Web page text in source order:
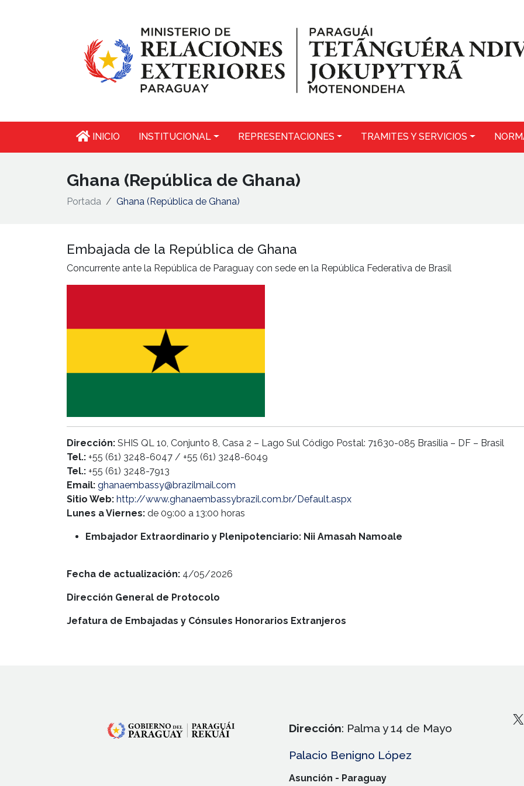
INICIO INSTITUCIONAL REPRESENTACIONES TRAMITES Y SERVICIOS
Ghana (República de Ghana)
Portada Ghana (República de Ghana)
Embajada de la República de Ghana
Concurrente ante la República de Paraguay con sede en la República Federativa de Brasil
Dirección: SHIS QL 10, Conjunto 8, Casa 2 – Lago Sul Código Postal: 71630-085 Brasilia – DF – Brasil
Tel.: +55 (61) 3248-6047 / +55 (61) 3248-6049
Tel.: +55 (61) 3248-7913
Email: ghanaembassy@brazilmail.com
Sitio Web: http://www.ghanaembassybrazil.com.br/Default.aspx
Lunes a Viernes: de 09:00 a 13:00 horas
Embajador Extraordinario y Plenipotenciario: Nii Amasah Namoale
Fecha de actualización: 4/05/2026
Dirección General de Protocolo
Jefatura de Embajadas y Cónsules Honorarios Extranjeros
Dirección: Palma y 14 de Mayo
Palacio Benigno López
Asunción - Paraguay
X